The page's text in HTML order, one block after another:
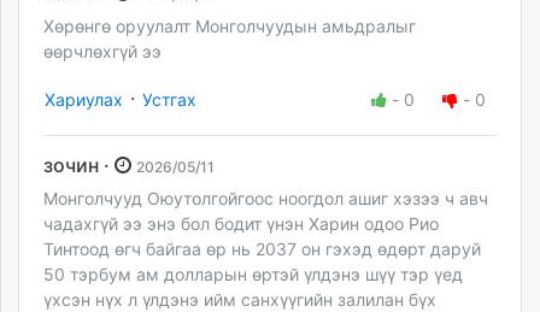
Хөрөнгө оруулалт Монголчуудын амьдралыг
өөрчлөхгүй ээ
Хариулах · Устгах - 0 - 0
зочин · 2026/05/11
Монголчууд Оюутолгойгоос ноогдол ашиг хэзээ ч авч
чадахгүй ээ энэ бол бодит үнэн Харин одоо Рио
Тинтоод өгч байгаа өр нь 2037 он гэхэд өдөрт даруй
50 тэрбум ам долларын өртэй үлдэнэ шүү тэр үед
үхсэн нүх л үлдэнэ ийм санхүүгийн залилан бүх